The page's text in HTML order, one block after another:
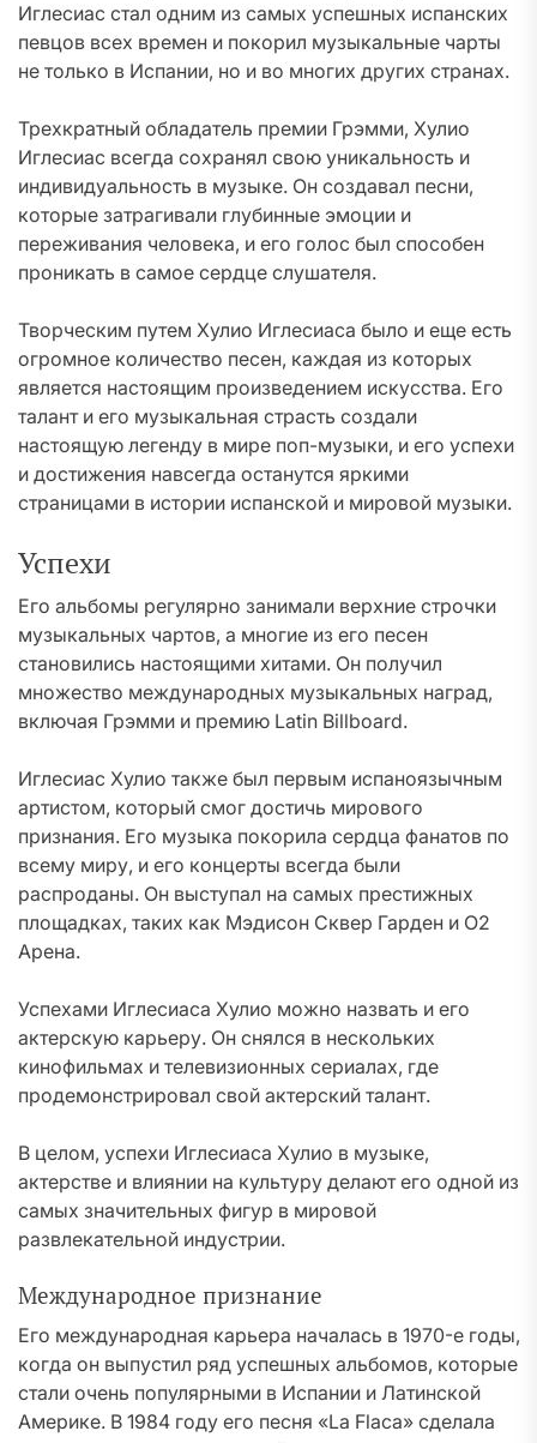
Иглесиас стал одним из самых успешных испанских
певцов всех времен и покорил музыкальные чарты
не только в Испании, но и во многих других странах.
Трехкратный обладатель премии Грэмми, Хулио
Иглесиас всегда сохранял свою уникальность и
индивидуальность в музыке. Он создавал песни,
которые затрагивали глубинные эмоции и
переживания человека, и его голос был способен
проникать в самое сердце слушателя.
Творческим путем Хулио Иглесиаса было и еще есть
огромное количество песен, каждая из которых
является настоящим произведением искусства. Его
талант и его музыкальная страсть создали
настоящую легенду в мире поп-музыки, и его успехи
и достижения навсегда останутся яркими
страницами в истории испанской и мировой музыки.
Успехи
Его альбомы регулярно занимали верхние строчки
музыкальных чартов, а многие из его песен
становились настоящими хитами. Он получил
множество международных музыкальных наград,
включая Грэмми и премию Latin Billboard.
Иглесиас Хулио также был первым испаноязычным
артистом, который смог достичь мирового
признания. Его музыка покорила сердца фанатов по
всему миру, и его концерты всегда были
распроданы. Он выступал на самых престижных
площадках, таких как Мэдисон Сквер Гарден и О2
Арена.
Успехами Иглесиаса Хулио можно назвать и его
актерскую карьеру. Он снялся в нескольких
кинофильмах и телевизионных сериалах, где
продемонстрировал свой актерский талант.
В целом, успехи Иглесиаса Хулио в музыке,
актерстве и влиянии на культуру делают его одной из
самых значительных фигур в мировой
развлекательной индустрии.
Международное признание
Его международная карьера началась в 1970-е годы,
когда он выпустил ряд успешных альбомов, которые
стали очень популярными в Испании и Латинской
Америке. В 1984 году его песня «La Flaca» сделала